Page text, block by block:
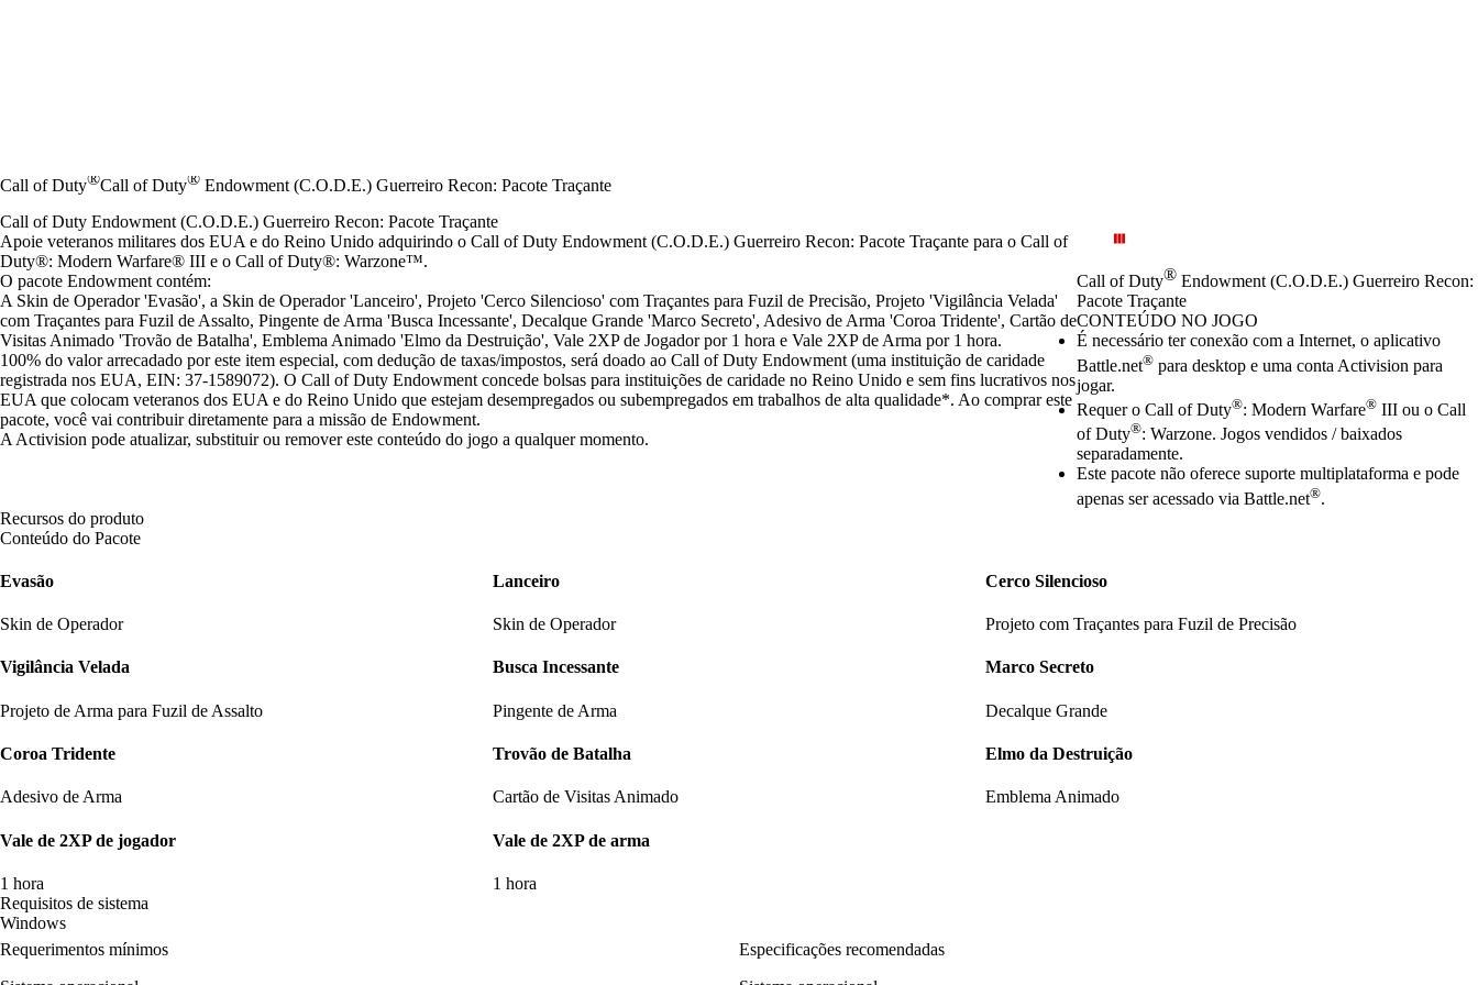
Call of Duty®Call of Duty® Endowment (C.O.D.E.) Guerreiro Recon: Pacote Traçante
Call of Duty® Endowment (C.O.D.E.) Guerreiro Recon:
Pacote Traçante
CONTEÚDO NO JOGO
Preço
Available actions
É necessário ter conexão com a Internet, o aplicativo
Battle.net® para desktop e uma conta Activision para
jogar.
Requer o Call of Duty®: Modern Warfare® III ou o Call
of Duty®: Warzone. Jogos vendidos / baixados
separadamente.
Este pacote não oferece suporte multiplataforma e pode
apenas ser acessado via Battle.net®.
Call of Duty Endowment (C.O.D.E.) Guerreiro Recon: Pacote Traçante
Apoie veteranos militares dos EUA e do Reino Unido adquirindo o Call of Duty Endowment (C.O.D.E.) Guerreiro Recon: Pacote Traçante para o Call of
Duty®: Modern Warfare® III e o Call of Duty®: Warzone™.
O pacote Endowment contém:
A Skin de Operador 'Evasão', a Skin de Operador 'Lanceiro', Projeto 'Cerco Silencioso' com Traçantes para Fuzil de Precisão, Projeto 'Vigilância Velada'
com Traçantes para Fuzil de Assalto, Pingente de Arma 'Busca Incessante', Decalque Grande 'Marco Secreto', Adesivo de Arma 'Coroa Tridente', Cartão de
Visitas Animado 'Trovão de Batalha', Emblema Animado 'Elmo da Destruição', Vale 2XP de Jogador por 1 hora e Vale 2XP de Arma por 1 hora.
100% do valor arrecadado por este item especial, com dedução de taxas/impostos, será doado ao Call of Duty Endowment (uma instituição de caridade
registrada nos EUA, EIN: 37-1589072). O Call of Duty Endowment concede bolsas para instituições de caridade no Reino Unido e sem fins lucrativos nos
EUA que colocam veteranos dos EUA e do Reino Unido que estejam desempregados ou subempregados em trabalhos de alta qualidade*. Ao comprar este
pacote, você vai contribuir diretamente para a missão de Endowment.
A Activision pode atualizar, substituir ou remover este conteúdo do jogo a qualquer momento.
Recursos do produto
Conteúdo do Pacote
Evasão
Skin de Operador
Lanceiro
Skin de Operador
Cerco Silencioso
Projeto com Traçantes para Fuzil de Precisão
Vigilância Velada
Projeto de Arma para Fuzil de Assalto
Busca Incessante
Pingente de Arma
Marco Secreto
Decalque Grande
Coroa Tridente
Adesivo de Arma
Trovão de Batalha
Cartão de Visitas Animado
Elmo da Destruição
Emblema Animado
Vale de 2XP de jogador
1 hora
Vale de 2XP de arma
1 hora
Requisitos de sistema
Windows
Requerimentos mínimos
Especificações recomendadas